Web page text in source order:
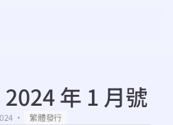
年 1 月號
・ 繁體發行